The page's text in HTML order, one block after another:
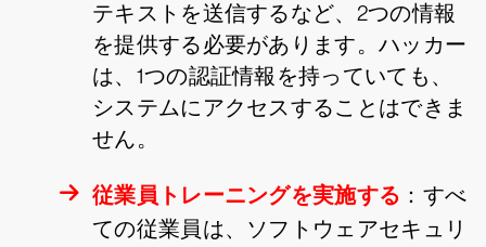
テキストを送信するなど、2つの情報
を提供する必要があります。ハッカー
は、1つの認証情報を持っていても、
システムにアクセスすることはできま
せん。
従業員トレーニングを実施する ：すべ
ての従業員は、ソフトウェアセキュリ